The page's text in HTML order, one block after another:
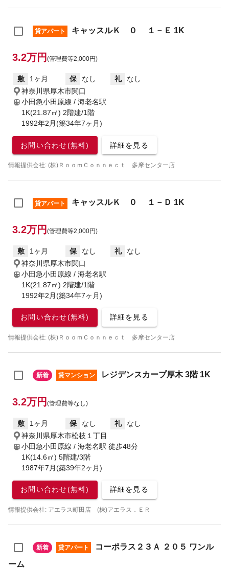
貸アパート キャッスルＫ ０ １－Ｅ 1K
3.2万円 (管理費等2,000円)
敷 1ヶ月 保 なし 礼
なし
神奈川県厚木市関口
小田急小田原線 / 海老名駅
1K(21.87㎡) 2階建/1階
1992年2月(築34年7ヶ月)
お問い合わせ(無料) 詳細を見る
情報提供会社: (株)ＲｏｏｍＣｏｎｎｅｃｔ 多摩センター店
貸アパート キャッスルＫ ０ １－Ｄ 1K
3.2万円 (管理費等2,000円)
敷 1ヶ月 保 なし 礼
なし
神奈川県厚木市関口
小田急小田原線 / 海老名駅
1K(21.87㎡) 2階建/1階
1992年2月(築34年7ヶ月)
お問い合わせ(無料) 詳細を見る
情報提供会社: (株)ＲｏｏｍＣｏｎｎｅｃｔ 多摩センター店
新着 貸マンション レジデンスカープ厚木 3階 1K
3.2万円 (管理費等なし)
敷 1ヶ月 保 なし 礼
なし
神奈川県厚木市松枝１丁目
小田急小田原線 / 海老名駅 徒歩48分
1K(14.6㎡) 5階建/3階
1987年7月(築39年2ヶ月)
お問い合わせ(無料) 詳細を見る
情報提供会社: アエラス町田店 (株)アエラス．ＥＲ
新着 貸アパート
コーポラス２３Ａ ２０５ ワンル
ーム